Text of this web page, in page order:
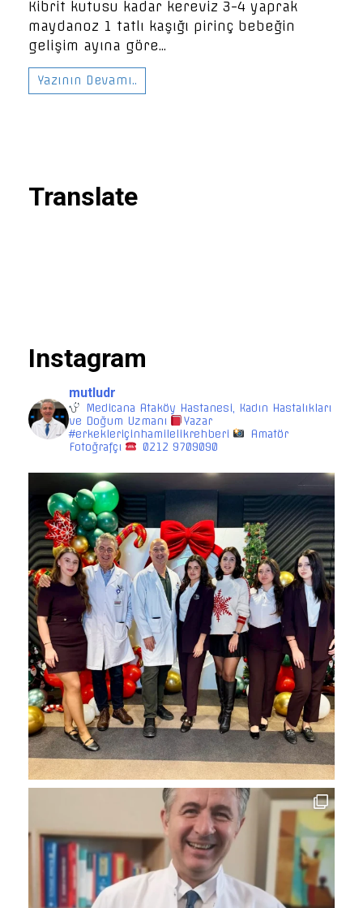
Kibrit kutusu kadar kereviz 3-4 yaprak
maydanoz 1 tatlı kaşığı pirinç bebeğin
gelişim ayına göre...
Yazının Devamı..
Translate
Instagram
mutludr
Medicana Ataköy Hastanesi, Kadın Hastalıkları
ve Doğum Uzmanı
Yazar
#erkekleriçinhamilelikrehberi
Amatör
Fotoğrafçı
0212 9709090